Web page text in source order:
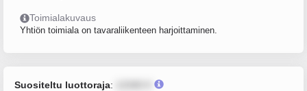
Toimialakuvaus
Yhtiön toimiala on tavaraliikenteen harjoittaminen.
Suositeltu luottoraja: